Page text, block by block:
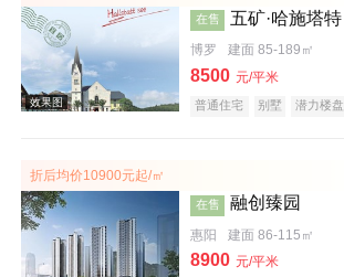
效果图
在售 五矿·哈施塔特
博罗 建面 85-189㎡
8500 元/平米
普通住宅 别墅 潜力楼盘
折后均价10900元起/㎡
在售 融创臻园
惠阳 建面 86-115㎡
8900 元/平米